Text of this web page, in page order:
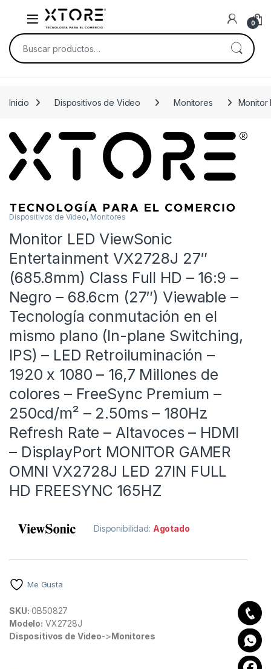
Skip to navigation
Skip to content
0
Buscar por:
Inicio Dispositivos de Video Monitores Monitor
Dispositivos de Video, Monitores
Monitor LED ViewSonic
Entertainment VX2728J 27″
(685.8mm) Class Full HD – 16:9 –
Negro – 68.6cm (27″) Viewable –
Tecnología conmutación en el
mismo plano (In-plane Switching,
IPS) – LED Retroiluminación –
1920 x 1080 – 16,7 Millones de
colores – FreeSync Premium –
250cd/m² – 2.50ms – 180Hz
Refresh Rate – Altavoces – HDMI
– DisplayPort MONITOR GAMER
OMNI VX2728J LED 27IN FULL
HD FREESYNC 165HZ
Disponibilidad: Agotado
Me Gusta
SKU: 0B50827
Modelo: VX2728J
Dispositivos de Video->Monitores